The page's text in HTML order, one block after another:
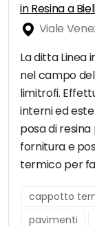
in Resina a
Viale
La ditta
nel campo
limitrofi.
interni ed
posa di
fornitura e
termico per
cappotto
pavimenti